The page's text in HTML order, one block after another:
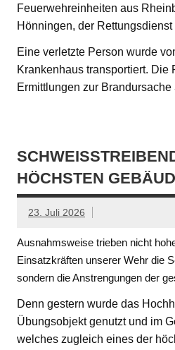
Feuerwehreinheiten aus
Hönningen, der
Eine verletzte Person wurde
Krankenhaus transportiert. Die
Ermittlungen zur Brandursache
ÖCHSTEN
23. Juli 2026
Ausnahmsweise trieben nicht
Einsatzkräften unserer Wehr die
sondern die Anstrengungen der
Denn gestern wurde das
Übungsobjekt genutzt und im
welches zugleich eines der